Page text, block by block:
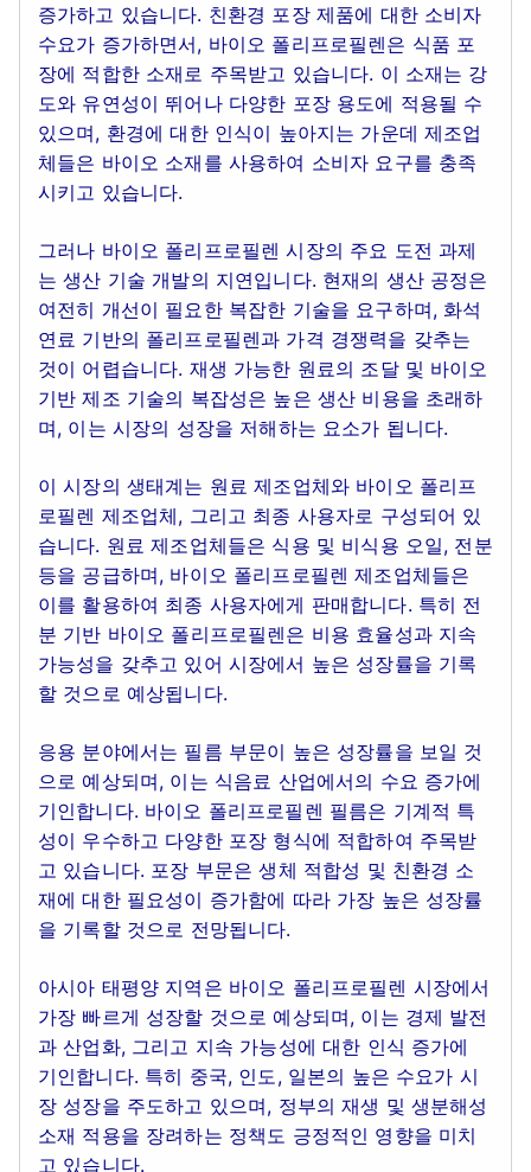
증가하고 있습니다. 친환경 포장 제품에 대한 소비자
수요가 증가하면서, 바이오 폴리프로필렌은 식품 포
장에 적합한 소재로 주목받고 있습니다. 이 소재는 강
도와 유연성이 뛰어나 다양한 포장 용도에 적용될 수
있으며, 환경에 대한 인식이 높아지는 가운데 제조업
체들은 바이오 소재를 사용하여 소비자 요구를 충족
시키고 있습니다.
그러나 바이오 폴리프로필렌 시장의 주요 도전 과제
는 생산 기술 개발의 지연입니다. 현재의 생산 공정은
여전히 개선이 필요한 복잡한 기술을 요구하며, 화석
연료 기반의 폴리프로필렌과 가격 경쟁력을 갖추는
것이 어렵습니다. 재생 가능한 원료의 조달 및 바이오
기반 제조 기술의 복잡성은 높은 생산 비용을 초래하
며, 이는 시장의 성장을 저해하는 요소가 됩니다.
이 시장의 생태계는 원료 제조업체와 바이오 폴리프
로필렌 제조업체, 그리고 최종 사용자로 구성되어 있
습니다. 원료 제조업체들은 식용 및 비식용 오일, 전분
등을 공급하며, 바이오 폴리프로필렌 제조업체들은
이를 활용하여 최종 사용자에게 판매합니다. 특히 전
분 기반 바이오 폴리프로필렌은 비용 효율성과 지속
가능성을 갖추고 있어 시장에서 높은 성장률을 기록
할 것으로 예상됩니다.
응용 분야에서는 필름 부문이 높은 성장률을 보일 것
으로 예상되며, 이는 식음료 산업에서의 수요 증가에
기인합니다. 바이오 폴리프로필렌 필름은 기계적 특
성이 우수하고 다양한 포장 형식에 적합하여 주목받
고 있습니다. 포장 부문은 생체 적합성 및 친환경 소
재에 대한 필요성이 증가함에 따라 가장 높은 성장률
을 기록할 것으로 전망됩니다.
아시아 태평양 지역은 바이오 폴리프로필렌 시장에서
가장 빠르게 성장할 것으로 예상되며, 이는 경제 발전
과 산업화, 그리고 지속 가능성에 대한 인식 증가에
기인합니다. 특히 중국, 인도, 일본의 높은 수요가 시
장 성장을 주도하고 있으며, 정부의 재생 및 생분해성
소재 적용을 장려하는 정책도 긍정적인 영향을 미치
고 있습니다.